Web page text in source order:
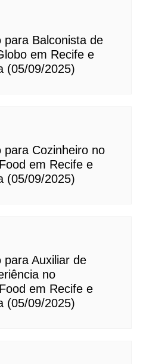
para Balconista de
em Recife e
(05/09/2025)
para Cozinheiro no
em Recife e
(05/09/2025)
para Auxiliar de
no
em Recife e
(05/09/2025)